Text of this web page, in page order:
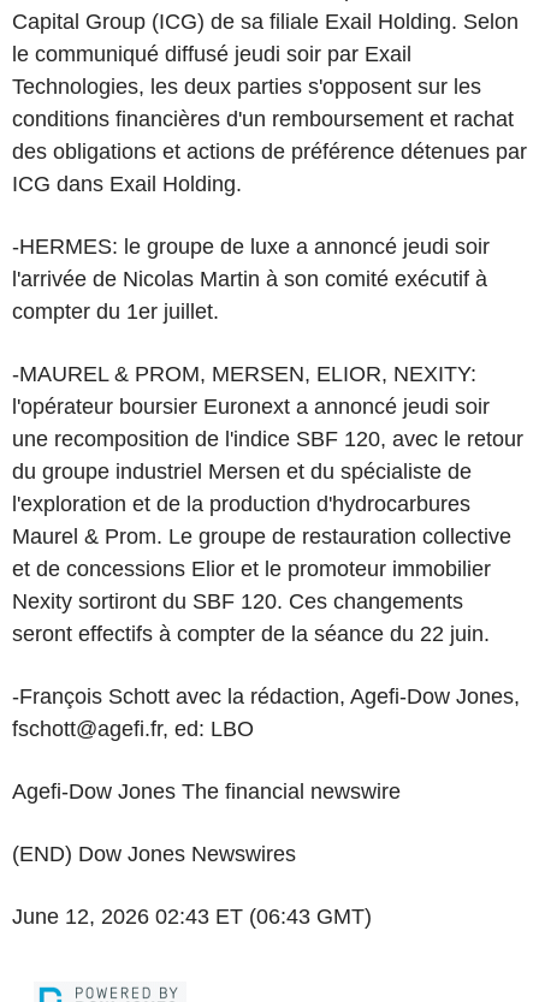
Capital Group (ICG) de sa filiale Exail Holding. Selon
le communiqué diffusé jeudi soir par Exail
Technologies, les deux parties s'opposent sur les
conditions financières d'un remboursement et rachat
des obligations et actions de préférence détenues par
ICG dans Exail Holding.
-HERMES: le groupe de luxe a annoncé jeudi soir
l'arrivée de Nicolas Martin à son comité exécutif à
compter du 1er juillet.
-MAUREL & PROM, MERSEN, ELIOR, NEXITY:
l'opérateur boursier Euronext a annoncé jeudi soir
une recomposition de l'indice SBF 120, avec le retour
du groupe industriel Mersen et du spécialiste de
l'exploration et de la production d'hydrocarbures
Maurel & Prom. Le groupe de restauration collective
et de concessions Elior et le promoteur immobilier
Nexity sortiront du SBF 120. Ces changements
seront effectifs à compter de la séance du 22 juin.
-François Schott avec la rédaction, Agefi-Dow Jones,
fschott@agefi.fr, ed: LBO
Agefi-Dow Jones The financial newswire
(END) Dow Jones Newswires
June 12, 2026 02:43 ET (06:43 GMT)